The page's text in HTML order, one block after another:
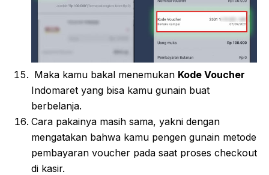
Maka kamu bakal menemukan Kode Voucher
Indomaret yang bisa kamu gunain buat
berbelanja.
Cara pakainya masih sama, yakni dengan
mengatakan bahwa kamu pengen gunain metode
pembayaran voucher pada saat proses checkout
di kasir.